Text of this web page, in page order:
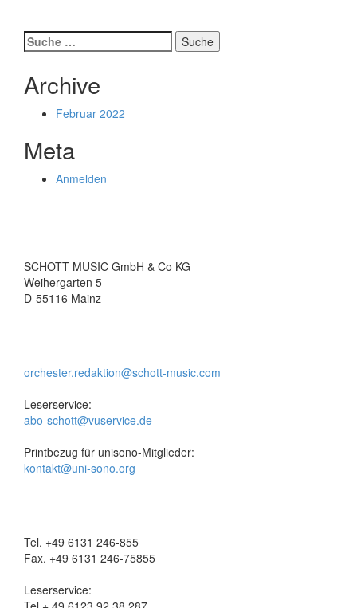
Suche
nach:
Archive
Februar 2022
Meta
Anmelden
SCHOTT MUSIC GmbH & Co KG
Weihergarten 5
D-55116 Mainz
orchester.redaktion@schott-music.com
Leserservice:
abo-schott@vuservice.de
Printbezug für unisono-Mitglieder:
kontakt@uni-sono.org
Tel. +49 6131 246-855
Fax. +49 6131 246-75855
Leserservice: